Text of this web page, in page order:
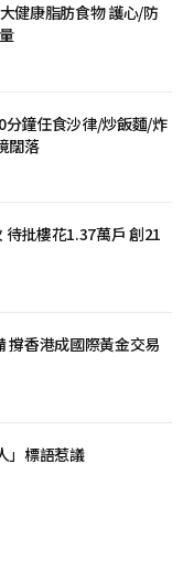
健康脂肪食物 護心/防
分鐘任食沙律/炒飯麵/炸
闊落
待批樓花1.37萬戶 創21
撐香港成國際黃金交易
」標語惹議